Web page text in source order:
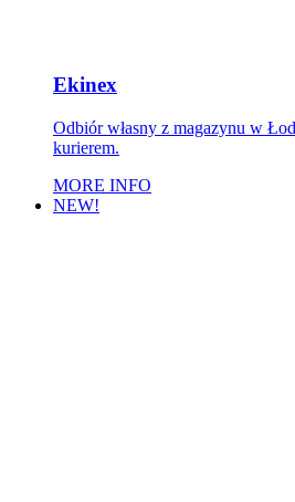
Ekinex
Odbiór własny z magazynu w
kurierem.
MORE INFO
NEW!